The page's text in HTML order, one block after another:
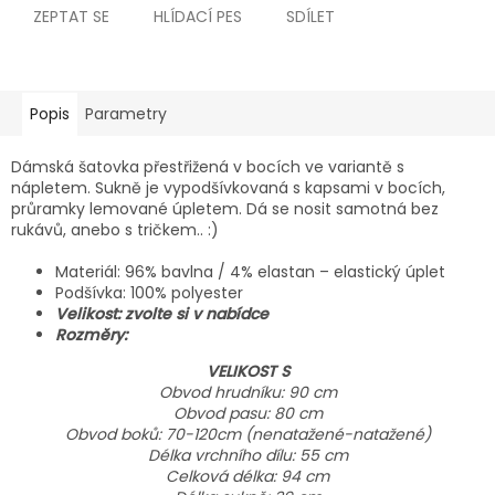
ZEPTAT SE HLÍDACÍ PES SDÍLET
Popis Parametry
Dámská šatovka přestřižená v bocích ve variantě s
nápletem. Sukně je vypodšívkovaná s kapsami v bocích,
průramky lemované úpletem. Dá se nosit samotná bez
rukávů, anebo s tričkem.. :)
Materiál: 96% bavlna / 4% elastan – elastický úplet
Podšívka: 100% polyester
Velikost: zvolte si v nabídce
Rozměry:
VELIKOST S
Obvod hrudníku: 90 cm
Obvod pasu: 80 cm
Obvod boků: 70-120cm (nenatažené-natažené)
Délka vrchního dílu: 55 cm
Celková délka: 94 cm